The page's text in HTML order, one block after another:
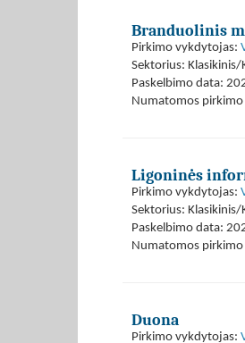
Branduolinis
Pirkimo vykdytojas:
Sektorius:
Paskelbimo data:
Numatomos
Ligoninės
Pirkimo vykdytojas:
Sektorius:
Paskelbimo data:
Numatomos
Duona
Pirkimo vykdytojas: